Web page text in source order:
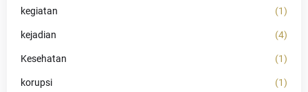
kegiatan (1)
kejadian (4)
Kesehatan (1)
korupsi (1)